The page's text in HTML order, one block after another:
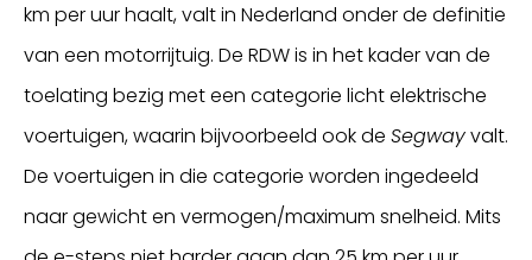
km per uur haalt, valt in Nederland onder de definitie
van een motorrijtuig. De RDW is in het kader van de
toelating bezig met een categorie licht elektrische
voertuigen, waarin bijvoorbeeld ook de Segwayvalt.
De voertuigen in die categorie worden ingedeeld
naar gewicht en vermogen/maximum snelheid. Mits